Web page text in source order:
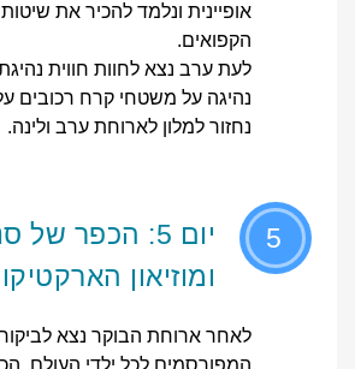
אופיינית ונלמד להכיר את
הקפואים.
לעת ערב נצא לחוות חווית
נהיגה על משטחי קרח רכובים
נחזור למלון לארוחת ערב ולינה.
5
יום 5: הכפר
ומוזיאון
לאחר ארוחת הבוקר נצא
המפורסמים לכל ילדי העולם,